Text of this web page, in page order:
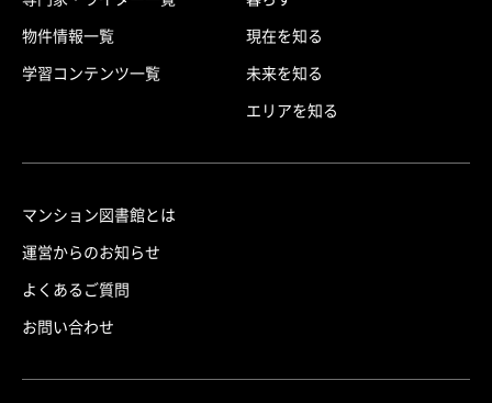
物件情報一覧
学習コンテンツ一覧
現在を知る
未来を知る
エリアを知る
マンション図書館とは
運営からのお知らせ
よくあるご質問
お問い合わせ